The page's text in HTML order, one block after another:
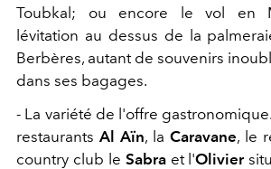
Toubkal; ou encore le vol en
lévitation au dessus de la
Berbères, autant de souvenirs
dans ses bagages.
- La variété de l'offre
restaurants Al Aïn, la Caravane, le
country club le Sabraet l'Olivier